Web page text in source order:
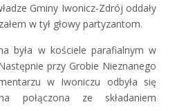
Gminy Iwonicz-Zdrój oddały
w tył głowy partyzantom.
była w kościele parafialnym w
przy Grobie Nieznanego
w Iwoniczu odbyła się
połączona ze składaniem